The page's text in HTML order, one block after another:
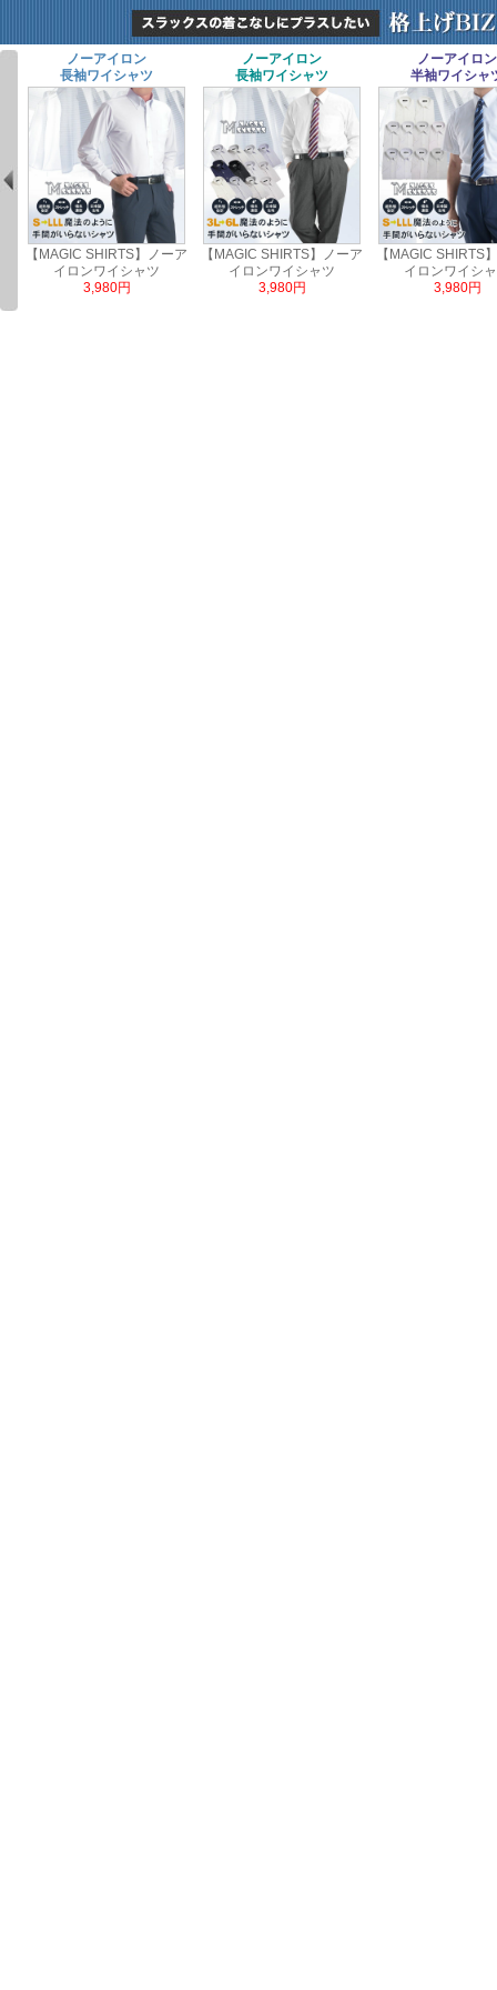
ノーアイロン
長袖ワイシャツ
【MAGIC SHIRTS】ノーア
イロンワイシャツ
3,980円
ノーアイロン
長袖ワイシャツ
【MAGIC SHIRTS】ノーア
イロンワイシャツ
3,980円
ノーアイロン
半袖ワイシャ
【MAGIC SHIRTS
イロンワイシ
3,980円